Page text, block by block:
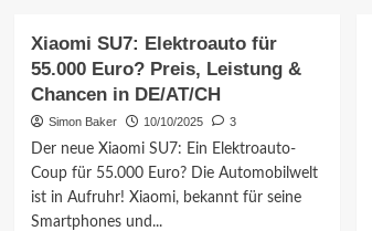
wehrt
sich:
Falschbehauptung
zur
–
Was
bedeutet
Xiaomi SU7: Elektroauto für
55.000 Euro? Preis, Leistung &
Chancen in DE/AT/CH
Simon Baker 10/10/2025 3
Der neue Xiaomi SU7: Ein Elektroauto-
Coup für 55.000 Euro? Die Automobilwelt
ist in Aufruhr! Xiaomi, bekannt für seine
Smartphones und...